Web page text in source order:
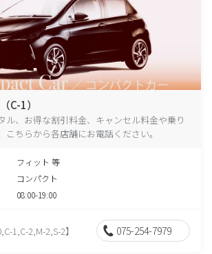
C-1）
ル、お得な割引料金、キャンセル料金や乗り
こちらから各店舗にお電話ください。
フィット 等
コンパクト
08:00-19:00
1,C-2,M-2,S-2】 075-254-7979